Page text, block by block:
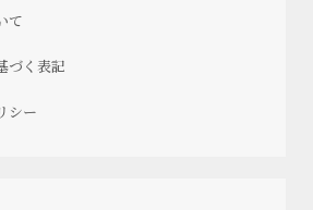
て
づく表記
シー